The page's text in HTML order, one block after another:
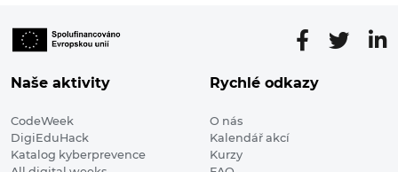
Naše aktivity
CodeWeek
DigiEduHack
Katalog kyberprevence
Rychlé odkazy
O nás
Kalendář akcí
Kurzy